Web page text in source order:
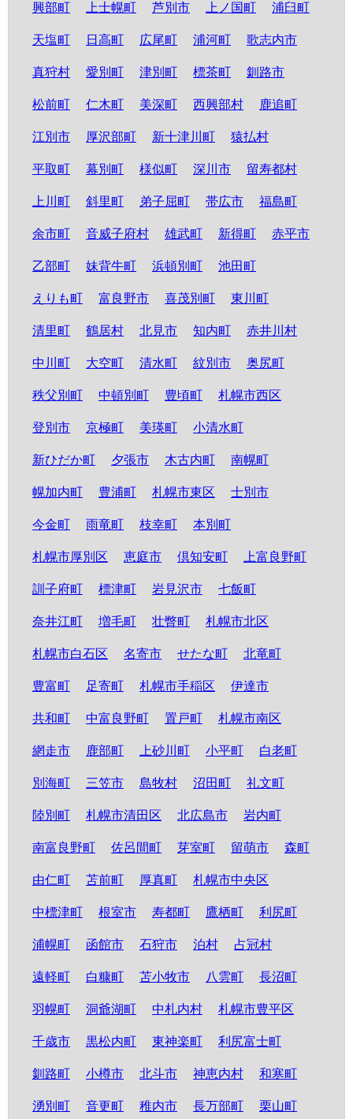
興部町 上士幌町 芦別市 上ノ国町 浦臼町
天塩町 日高町 広尾町 浦河町 歌志内市
真狩村 愛別町 津別町 標茶町 釧路市
松前町 仁木町 美深町 西興部村 鹿追町
江別市 厚沢部町 新十津川町 猿払村
平取町 幕別町 様似町 深川市 留寿都村
上川町 斜里町 弟子屈町 帯広市 福島町
余市町 音威子府村 雄武町 新得町 赤平市
乙部町 妹背牛町 浜頓別町 池田町
えりも町 富良野市 喜茂別町 東川町
清里町 鶴居村 北見市 知内町 赤井川村
中川町 大空町 清水町 紋別市 奥尻町
秩父別町 中頓別町 豊頃町 札幌市西区
登別市 京極町 美瑛町 小清水町
新ひだか町 夕張市 木古内町 南幌町
幌加内町 豊浦町 札幌市東区 士別市
今金町 雨竜町 枝幸町 本別町
札幌市厚別区 恵庭市 倶知安町 上富良野町
訓子府町 標津町 岩見沢市 七飯町
奈井江町 増毛町 壮瞥町 札幌市北区
札幌市白石区 名寄市 せたな町 北竜町
豊富町 足寄町 札幌市手稲区 伊達市
共和町 中富良野町 置戸町 札幌市南区
網走市 鹿部町 上砂川町 小平町 白老町
別海町 三笠市 島牧村 沼田町 礼文町
陸別町 札幌市清田区 北広島市 岩内町
南富良野町 佐呂間町 芽室町 留萌市 森町
由仁町 苫前町 厚真町 札幌市中央区
中標津町 根室市 寿都町 鷹栖町 利尻町
浦幌町 函館市 石狩市 泊村 占冠村
遠軽町 白糠町 苫小牧市 八雲町 長沼町
羽幌町 洞爺湖町 中札内村 札幌市豊平区
千歳市 黒松内町 東神楽町 利尻富士町
釧路町 小樽市 北斗市 神恵内村 和寒町
湧別町 音更町 稚内市 長万部町 栗山町